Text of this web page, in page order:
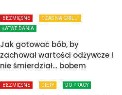
BEZMIĘSNE
CZAS NA GRILL!
ŁATWE DANIA
Jak gotować bób, by
zachował wartości odżywcze i
nie śmierdział… bobem
BEZMIĘSNE DIETY DO PRACY